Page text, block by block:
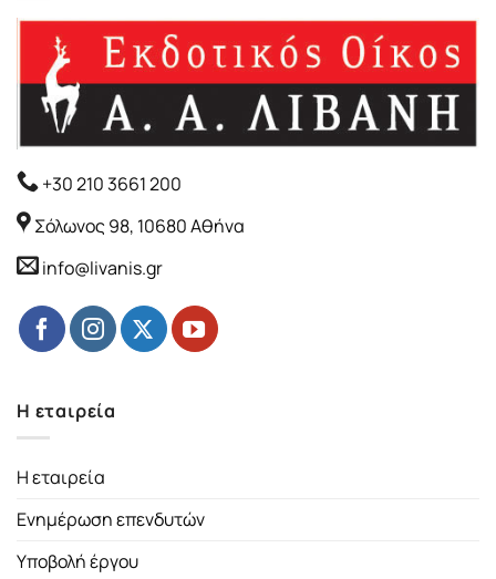
+30 210 3661 200
Σόλωνος 98, 10680 Αθήνα
info@livanis.gr
Η εταιρεία
Η εταιρεία
Ενημέρωση επενδυτών
Υποβολή έργου